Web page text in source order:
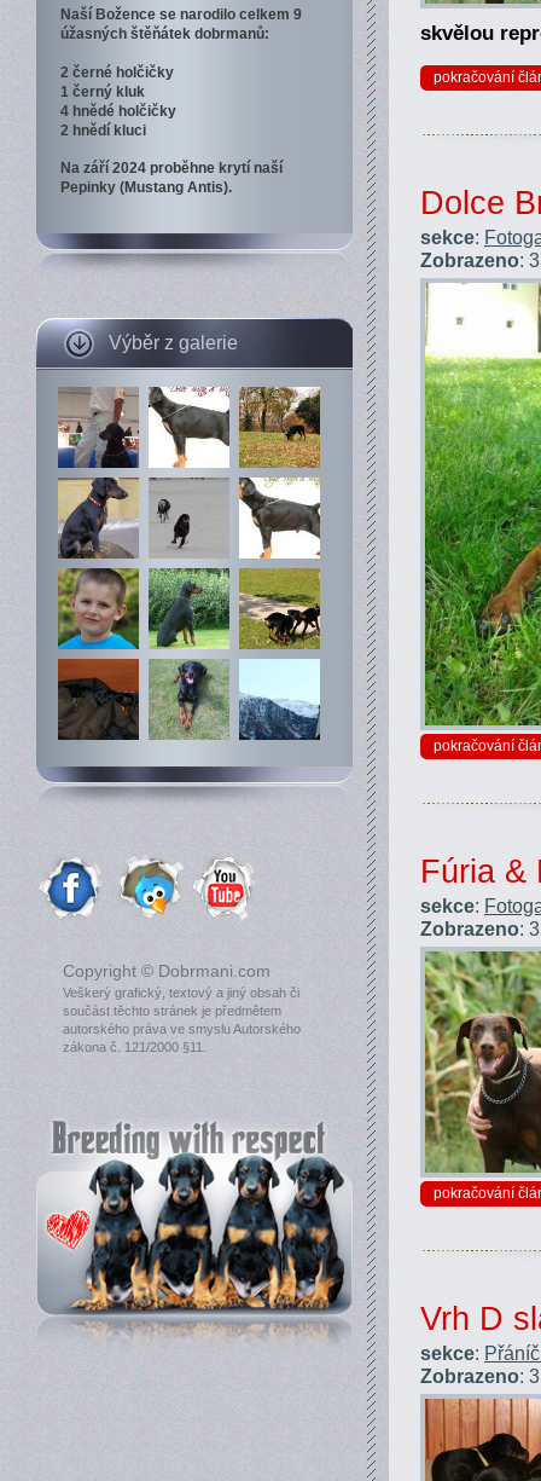
Naší Božence se narodilo celkem 9
úžasných štěňátek dobrmanů:
2 černé holčičky
1 černý kluk
4 hnědé holčičky
2 hnědí kluci
Na září 2024 proběhne krytí naší
Pepinky (Mustang Antis).
Výběr z galerie
Copyright © Dobrmani.com
Veškerý grafický, textový a jiný obsah či
součást těchto stránek je předmětem
autorského práva ve smyslu Autorského
zákona č. 121/2000 §11.
skvělou
pokračování
Dolce
sekce:
Zobrazeno:
pokračování
Fúria &
sekce:
Zobrazeno:
pokračování
Vrh D
sekce:
Zobrazeno: